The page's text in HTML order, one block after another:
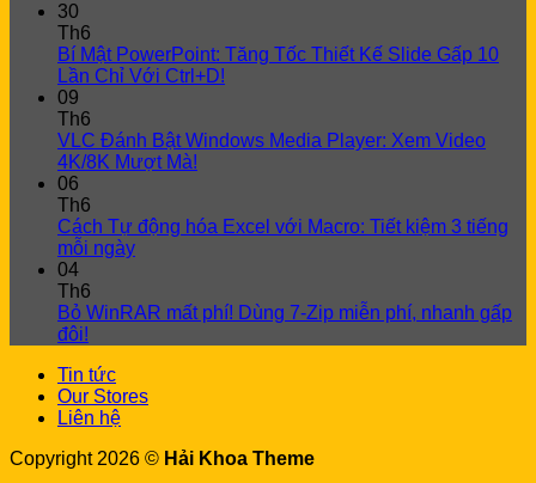
30
Th6
Bí Mật PowerPoint: Tăng Tốc Thiết Kế Slide Gấp 10
Lần Chỉ Với Ctrl+D!
09
Th6
VLC Đánh Bật Windows Media Player: Xem Video
4K/8K Mượt Mà!
06
Th6
Cách Tự động hóa Excel với Macro: Tiết kiệm 3 tiếng
mỗi ngày
04
Th6
Bỏ WinRAR mất phí! Dùng 7-Zip miễn phí, nhanh gấp
đôi!
Tin tức
Our Stores
Liên hệ
Copyright 2026 © Hải Khoa Theme